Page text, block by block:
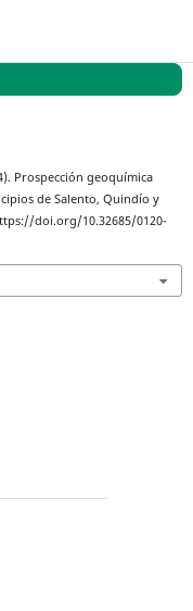
Prospección geoquímica
de Salento, Quindío y
doi.org/10.32685/0120-